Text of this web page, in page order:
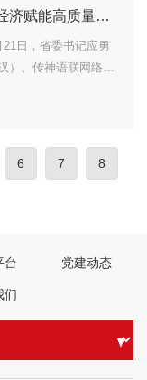
济赋能高质量发
日，省委书记应勇
、传神语联网络科
深入学习贯彻习近
6 7 8
台 党建动态
们